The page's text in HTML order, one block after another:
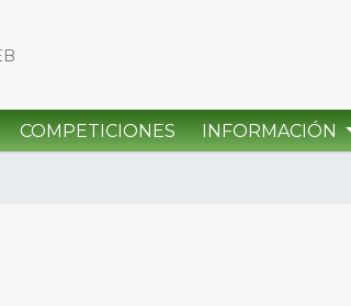
COMPETICIONES INFORMACIÓN